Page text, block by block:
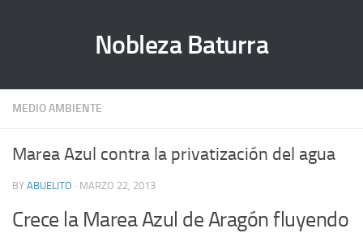
Nobleza Baturra
MEDIO AMBIENTE
Marea Azul contra la privatización del agua
BY ABUELITO · MARZO 22, 2013
Crece la Marea Azul de Aragón fluyendo